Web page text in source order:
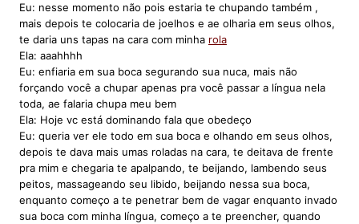
Eu: nesse momento não pois estaria te chupando também ,
mais depois te colocaria de joelhos e ae olharia em seus olhos,
te daria uns tapas na cara com minha rola
Ela: aaahhhh
Eu: enfiaria em sua boca segurando sua nuca, mais não
forçando você a chupar apenas pra você passar a língua nela
toda, ae falaria chupa meu bem
Ela: Hoje vc está dominando fala que obedeço
Eu: queria ver ele todo em sua boca e olhando em seus olhos,
depois te dava mais umas roladas na cara, te deitava de frente
pra mim e chegaria te apalpando, te beijando, lambendo seus
peitos, massageando seu libido, beijando nessa sua boca,
enquanto começo a te penetrar bem de vagar enquanto invado
sua boca com minha língua, começo a te preencher, quando